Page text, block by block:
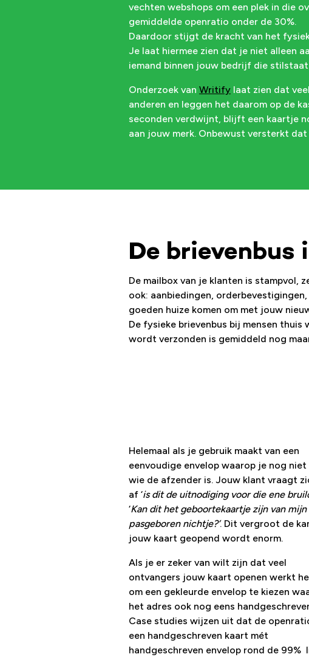
vechten webshops om een plek in die
gemiddelde openratio onder de 30%.
Daardoor stijgt de kracht van het
Je laat hiermee zien dat je niet alleen
iemand binnen jouw bedrijf die
Onderzoek van Writify laat zien dat
anderen en leggen het daarom op de
seconden verdwijnt, blijft een kaartje
aan jouw merk. Onbewust versterkt
De brievenbus
De mailbox van je klanten is stampvol,
ook: aanbiedingen,
goeden huize komen om met jouw
De fysieke brievenbus bij mensen
wordt verzonden is gemiddeld nog
Helemaal als je gebruik maakt van een
eenvoudige envelop waarop je nog
wie de afzender is. Jouw klant vraagt
af ‘is dit de uitnodiging voor die ene
‘Kan dit het geboortekaartje zijn van mijn
pasgeboren nichtje?’. Dit vergroot de
jouw kaart geopend wordt enorm.
Als je er zeker van wilt zijn dat veel
ontvangers jouw kaart openen werkt
om een gekleurde envelop te kiezen
het adres ook nog eens
Case studies wijzen uit dat de
een handgeschreven kaart mét
handgeschreven envelop rond de 99%